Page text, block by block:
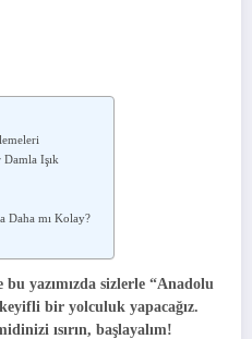
Işık
Daha mı Kolay?
yazımızda sizlerle “Anadolu
bir yolculuk yapacağız.
ısırın, başlayalım!